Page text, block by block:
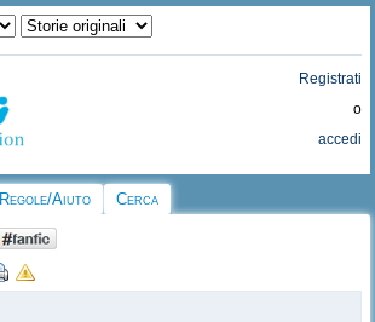
Registrati
o
accedi
Regole/Aiuto Cerca